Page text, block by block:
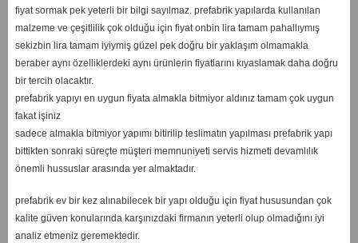
fiyat sormak pek yeterli bir bilgi sayılmaz. prefabrik yapılarda kullanılan
malzeme ve çeşitlilik çok olduğu için fiyat onbin lira tamam pahallıymış
sekizbin lira tamam iyiymiş güzel pek doğru bir yaklaşım olmamakla
beraber aynı özelliklerdeki aynı ürünlerin fiyatlarını kıyaslamak daha doğru
bir tercih olacaktır.
prefabrik yapıyı en uygun fiyata almakla bitmiyor aldınız tamam çok uygun
fakat işiniz
sadece almakla bitmiyor yapımı bitirilip teslimatın yapılması prefabrik yapı
bittikten sonraki süreçte müşteri memnuniyeti servis hizmeti devamlılık
önemli hussuslar arasında yer almaktadır.
prefabrik ev bir kez alınabilecek bir yapı olduğu için fiyat hususundan çok
kalite güven konularında karşınızdaki firmanın yeterli olup olmadığını iyi
analiz etmeniz geremektedir.